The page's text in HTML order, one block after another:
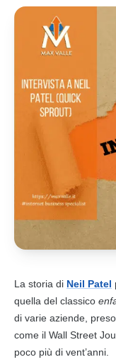
La storia di Neil Patel
quella del classico
di varie aziende,
come il Wall Street
poco più di vent’anni.